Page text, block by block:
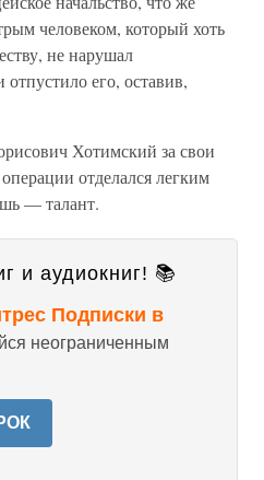
человеком, который хоть
не нарушал
его, оставив,
Хотимский за свои
отделался легким
— талант.
и аудиокниг! 📚
Подписки в
неограниченным